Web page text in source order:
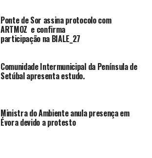
Ponte de Sor assina protocolo com
ARTMOZ e confirma
participação na BIALE_27
Comunidade Intermunicipal da Península de
Setúbal apresenta estudo.
Ministra do Ambiente anula presença em
Évora devido a protesto